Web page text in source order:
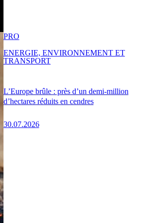
L’Europe brûle : près d’un demi-million
d’hectares réduits en cendres
30.07.2026
PRO
ENERGIE, ENVIRONNEMENT ET
TRANSPORT